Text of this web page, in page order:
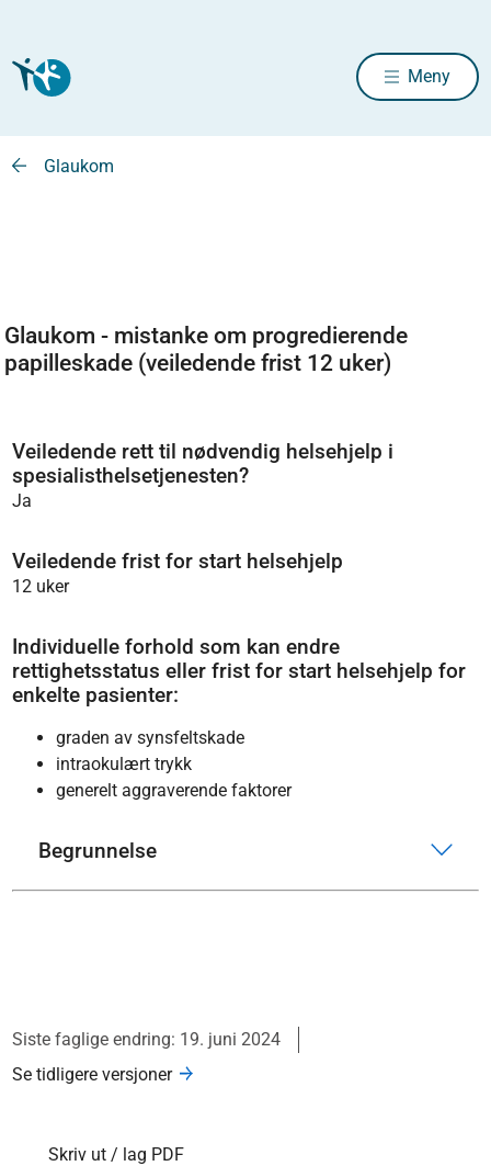
Meny
Glaukom
Glaukom - mistanke om progredierende
papilleskade (veiledende frist 12 uker)
Veiledende rett til nødvendig helsehjelp i
spesialisthelsetjenesten?
Ja
Veiledende frist for start helsehjelp
12 uker
Individuelle forhold som kan endre
rettighetsstatus eller frist for start helsehjelp for
enkelte pasienter:
graden av synsfeltskade
intraokulært trykk
generelt aggraverende faktorer
Begrunnelse
Siste faglige endring: 19. juni 2024
Se tidligere versjoner
Skriv ut / lag PDF